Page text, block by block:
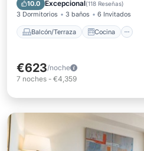
10.0 Excepcional(118 Reseñas)
3 Dormitorios 3 baños 6 Invitados
Balcón/Terraza Cocina
€623/noche
7 noches - €4,359